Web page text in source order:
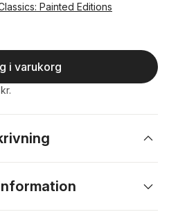
Painted Editions
i varukorg